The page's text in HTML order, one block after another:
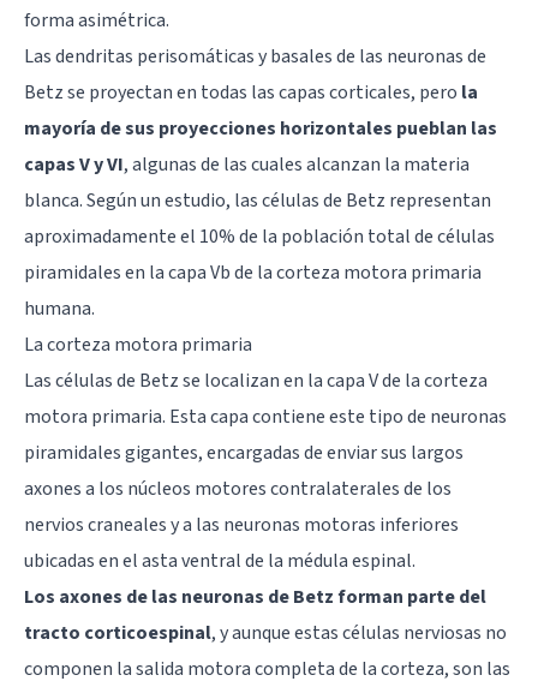
forma asimétrica.
Las dendritas perisomáticas y basales de las neuronas de
Betz se proyectan en todas las capas corticales, pero la
mayoría de sus proyecciones horizontales pueblan las
capas V y VI, algunas de las cuales alcanzan la materia
blanca. Según un estudio, las células de Betz representan
aproximadamente el 10% de la población total de células
piramidales en la capa Vb de la corteza motora primaria
humana.
La corteza motora primaria
Las células de Betz se localizan en la capa V de la corteza
motora primaria. Esta capa contiene este tipo de neuronas
piramidales gigantes, encargadas de enviar sus largos
axones a los núcleos motores contralaterales de los
nervios craneales y a las neuronas motoras inferiores
ubicadas en el asta ventral de la médula espinal.
Los axones de las neuronas de Betz forman parte del
tracto corticoespinal, y aunque estas células nerviosas no
componen la salida motora completa de la corteza, son las